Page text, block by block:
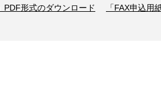
PDF形式のダウンロード 「FAX申込用